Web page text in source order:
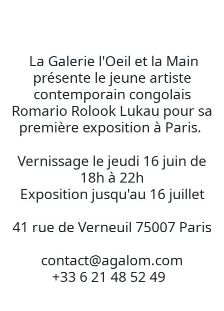
La Galerie l'Oeil et la Main
présente le jeune artiste
contemporain congolais
Romario Rolook Lukau pour sa
première exposition à Paris.
Vernissage le jeudi 16 juin de
18h à 22h
Exposition jusqu'au 16 juillet
41 rue de Verneuil 75007 Paris
contact@agalom.com
+33 6 21 48 52 49